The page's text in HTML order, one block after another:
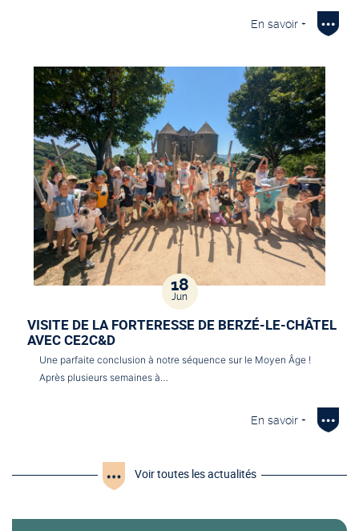
En savoir +
18
Jun
VISITE DE LA FORTERESSE DE BERZÉ-LE-CHÂTEL
AVEC CE2C&D
Une parfaite conclusion à notre séquence sur le Moyen Âge !
Après plusieurs semaines à…
En savoir +
Voir toutes les actualités